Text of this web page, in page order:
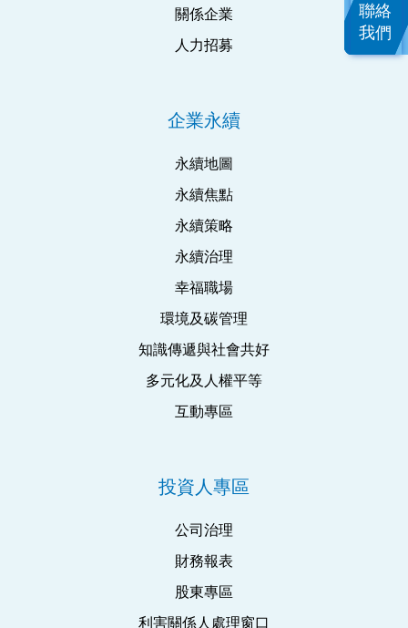
關係企業
人力招募
企業永續
永續地圖
永續焦點
永續策略
永續治理
幸福職場
環境及碳管理
知識傳遞與社會共好
多元化及人權平等
互動專區
投資人專區
公司治理
財務報表
股東專區
利害關係人處理窗口
聯絡
我們